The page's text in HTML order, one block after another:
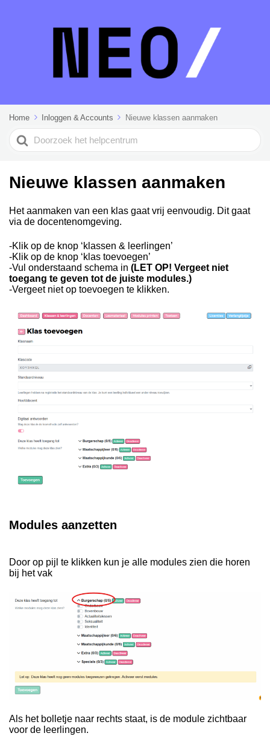
Home Inloggen & Accounts Nieuwe klassen aanmaken
Search
For
Nieuwe klassen aanmaken
Het aanmaken van een klas gaat vrij eenvoudig. Dit gaat
via de docentenomgeving.
-Klik op de knop ‘klassen & leerlingen’
-Klik op de knop ‘klas toevoegen’
-Vul onderstaand schema in (LET OP! Vergeet niet
toegang te geven tot de juiste modules.)
-Vergeet niet op toevoegen te klikken.
Modules aanzetten
Door op pijl te klikken kun je alle modules zien die horen
bij het vak
Als het bolletje naar rechts staat, is de module zichtbaar
voor de leerlingen.